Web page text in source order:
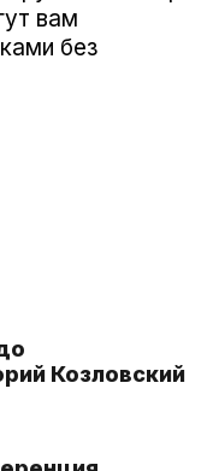
вам
без
Козловский